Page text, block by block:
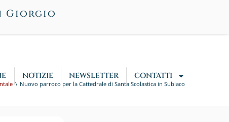
Giorgio
NOTIZIE NEWSLETTER CONTATTI
Nuovo parroco per la Cattedrale di Santa Scolastica in Subiaco